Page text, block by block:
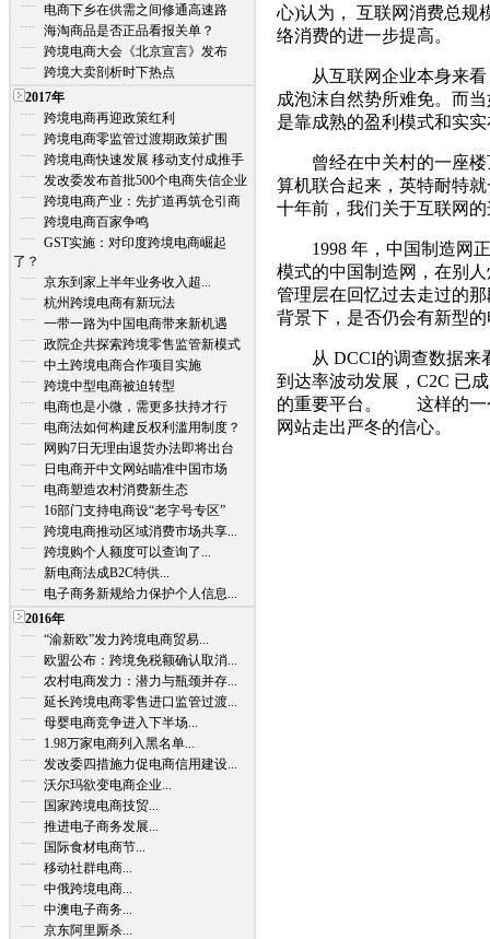
电商下乡在供需之间修通高速路
海淘商品是否正品看报关单？
跨境电商大会《北京宣言》发布
跨境大卖剖析时下热点
2017年
跨境电商再迎政策红利
跨境电商零监管过渡期政策扩围
跨境电商快速发展 移动支付成推手
发改委发布首批500个电商失信企业
跨境电商产业：先扩道再筑仓引商
跨境电商百家争鸣
GST实施：对印度跨境电商崛起
了？
京东到家上半年业务收入超...
杭州跨境电商有新玩法
一带一路为中国电商带来新机遇
政院企共探索跨境零售监管新模式
中土跨境电商合作项目实施
跨境中型电商被迫转型
电商也是小微，需更多扶持才行
电商法如何构建反权利滥用制度？
网购7日无理由退货办法即将出台
日电商开中文网站瞄准中国市场
电商塑造农村消费新生态
16部门支持电商设“老字号专区”
跨境电商推动区域消费市场共享...
跨境购个人额度可以查询了...
新电商法成B2C特供...
电子商务新规给力保护个人信息...
2016年
“渝新欧”发力跨境电商贸易...
欧盟公布：跨境免税额确认取消...
农村电商发力：潜力与瓶颈并存...
延长跨境电商零售进口监管过渡...
母婴电商竞争进入下半场...
1.98万家电商列入黑名单...
发改委四措施力促电商信用建设...
沃尔玛欲变电商企业...
国家跨境电商技贸...
推进电子商务发展...
国际食材电商节...
移动社群电商...
中俄跨境电商...
中澳电子商务...
京东阿里厮杀...
心)认为， 互联网消费总规
络消费的进一步提高。
从互联网企业本身来看
成泡沫自然势所难免。而
是靠成熟的盈利模式和实
曾经在中关村的一座楼
算机联合起来，英特耐特
十年前，我们关于互联网
1998 年，中国制造网正
模式的中国制造网，在别
管理层在回忆过去走过的
背景下，是否仍会有新型
从 DCCI的调查数据来看
到达率波动发展，C2C 已
的重要平台。 这样的一
网站走出严冬的信心。